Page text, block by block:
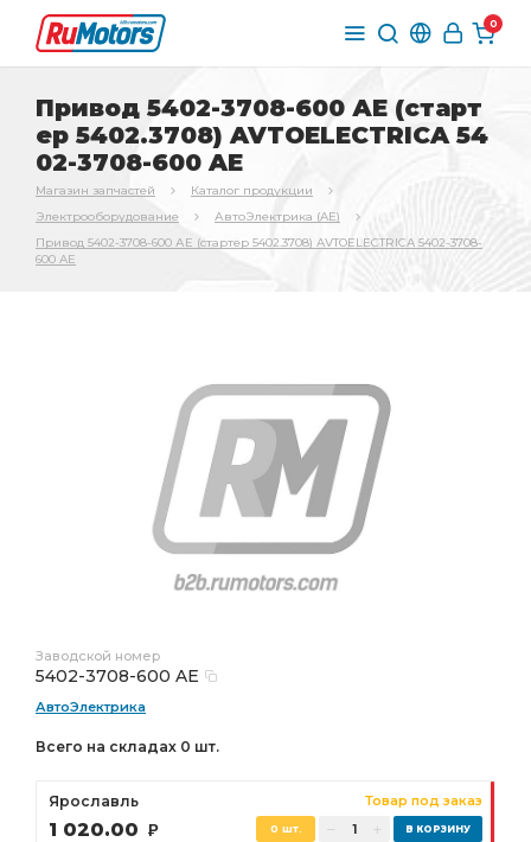
0
Привод 5402-3708-600 АЕ (старт
ер 5402.3708) AVTOELECTRICA 54
02-3708-600 AE
Магазин запчастей
Каталог продукции
Электрооборудование
АвтоЭлектрика (AE)
Привод 5402-3708-600 АЕ (стартер 5402.3708) AVTOELECTRICA 5402-3708-
600 AE
Заводской номер
5402-3708-600 AE
АвтоЭлектрика
Всего на складах 0 шт.
Ярославль Товар под заказ
1 020.00 Р 0 шт.